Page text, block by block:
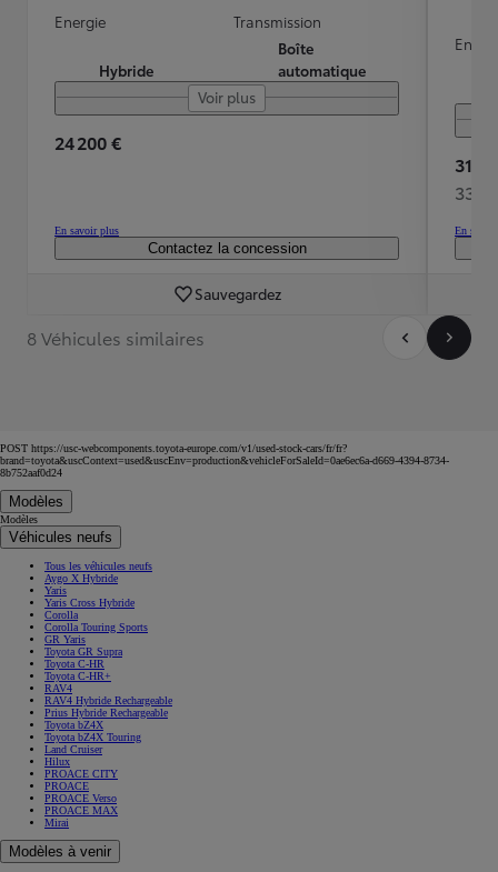
Energie
Hybride
Transmission
Boîte
automatique
Voir plus
24 200 €
En savoir plus
Contactez la concession
Sauvegardez
31
337
En
8 Véhicules similaires
POST https://usc-webcomponents.toyota-europe.com/v1/used-stock-cars/fr/fr?
brand=toyota&uscContext=used&uscEnv=production&vehicleForSaleId=0ae6ec6a-d669-4394-8734-
8b752aaf0d24
Modèles
Modèles
Véhicules neufs
Tous les véhicules neufs
Aygo X Hybride
Yaris
Yaris Cross Hybride
Corolla
Corolla Touring Sports
GR Yaris
Toyota GR Supra
Toyota C-HR
Toyota C-HR+
RAV4
RAV4 Hybride Rechargeable
Prius Hybride Rechargeable
Toyota bZ4X
Toyota bZ4X Touring
Land Cruiser
Hilux
PROACE CITY
PROACE
PROACE Verso
PROACE MAX
Mirai
Modèles à venir